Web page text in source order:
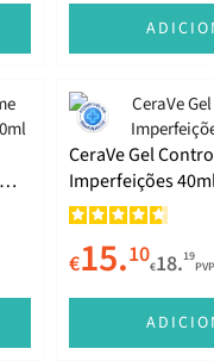
CeraVe Gel
Imperfeições
€15.10€18.19